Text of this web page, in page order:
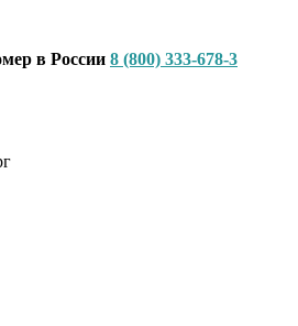
в России 8 (800) 333-678-3